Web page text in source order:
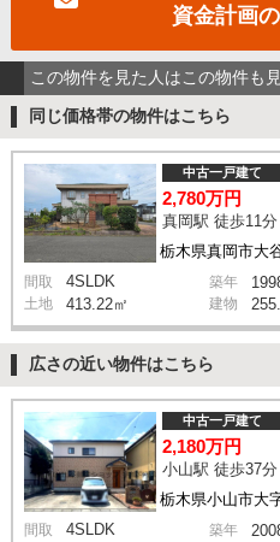
資金計画
この物件を見た人はこの物件も
同じ価格帯の物件はこちら
栃木県真岡市大
中古一戸建て
2,780万円
真岡駅 徒歩11分
間取 4SLDK 築年
土地 413.22㎡ 建物
広さの近い物件はこちら
中古一戸建て
2,180万円
小山駅 徒歩37分
間取 4SLDK 築年